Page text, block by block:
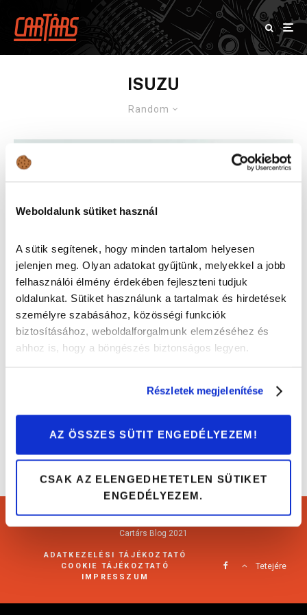
Weboldalunk sütiket használ
A sütik segítenek, hogy minden tartalom helyesen
jelenjen meg. Olyan adatokat gyűjtünk, melyekkel a jobb
felhasználói élmény érdekében fejleszteni tudjuk
oldalunkat. Sütiket használunk a tartalmak és hirdetések
személyre szabásához, közösségi funkciók
biztosításához, weboldalforgalmunk elemzéséhez és
ahhoz is, hogy a böngészés biztonságos legyen.
Részletek megjelenítése
AZ ÖSSZES SÜTIT ENGEDÉLYEZEM!
CSAK AZ ELENGEDHETETLEN SÜTIKET
ENGEDÉLYEZEM.
ISUZU
Random
5 meghökkentő anyag, amikből autót
Cartárs Blog 2021
ADATKEZELÉSI TÁJÉKOZTATÓ
COOKIE TÁJÉKOZTATÓ
IMPRESSZUM
Tetejére